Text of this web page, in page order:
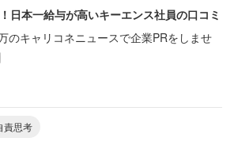
「中庸」の精神を持つべきだと考えま
本思想で、極端に偏らず、過不足の
が取れている状態のことを言います。
ランスの取れた状態です。
日本一給与が高いキーエンス社員の口コミ
のキャリコネニュースで企業PRをしませ
責思考